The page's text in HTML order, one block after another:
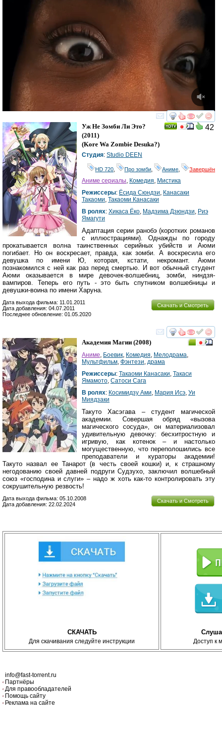
смотреть
42
Уж Не Зомби Ли Это?
(2011)
(Kore Wa Zombie Desuka?)
Студия: Studio DEEN
HD 720 Про зомби Аниме Завершён
Аниме сериалы, Комедия, Мистика
Режиссеры: Ёсида Сюндзи, Канасаки
Такаоми, Такаоми Канасаки
В ролях: Хикаса Ёко, Мадзима Дзюндзи, Риэ
Ямагути
Адаптация серии ранобэ (коротких романов
с иллюстрациями). Однажды по городу
прокатывается волна таинственных серийных убийств и Аюми
погибает. Но он воскресает, правда, как зомби. А воскресила его
девушка по имени Ю, которая, кстати, некромант. Аюми
познакомился с ней как раз перед смертью. И вот обычный студент
Аюми оказывается в мире девочек-волшебниц, зомби, ниндзя-
вампиров. Теперь его путь - это быть спутником волшебницы и
девушки-воина по имени Харуна.
Скачать и Смотреть
Дата выхода фильма: 11.01.2011
Дата добавления: 04.07.2011
Последнее обновление: 01.05.2020
смотреть
Академия Магии (2008)
Аниме, Боевик, Комедия, Мелодрама,
Мультфильм, Фэнтези, драма
Режиссеры: Такаоми Канасаки, Такаси
Ямамото, Сатоси Сага
В ролях: Косимидзу Ами, Мария Исэ, Уи
Миядзаки
Такуто Хасэгава – студент магической
академии. Совершая обряд «вызова
магического сосуда», он материализовал
удивительную девочку: бесхитростную и
игривую, как котенок – и настолько
могущественную, что переполошились все
преподаватели и кураторы академии!
Такуто назвал ее Танарот (в честь своей кошки) и, к страшному
негодованию своей давней подруги Судзухо, заключил волшебный
союз «господина и слуги» – надо ж хоть как-то контролировать эту
сокрушительную резвость!
Скачать и Смотреть
Дата выхода фильма: 05.10.2008
Дата добавления: 22.02.2024
СКАЧАТЬ
Для скачивания следуйте инструкции Доступ к
info@fast-torrent.ru
Партнёры
Для правообладателей
Помощь сайту
Реклама на сайте